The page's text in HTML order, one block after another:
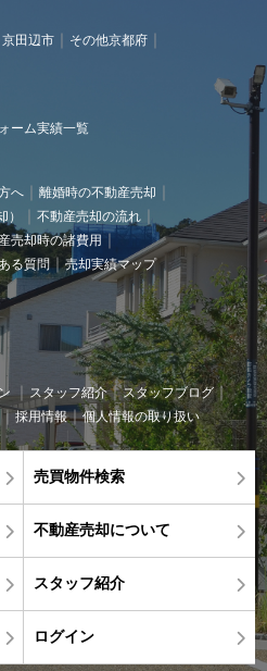
京田辺市
その他京都府
ーム実績一覧
へ
離婚時の不動産売却
不動産売却の流れ
売却時の諸費用
る質問 売却実績マップ
スタッフ紹介
スタッフブログ
採用情報 個人情報の取り扱い
売買物件検索
不動産売却について
スタッフ紹介
ログイン